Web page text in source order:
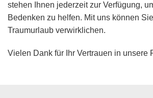
stehen Ihnen jederzeit zur Verfügung,
Bedenken zu helfen. Mit uns können
Traumurlaub verwirklichen.
Vielen Dank für Ihr Vertrauen in unsere